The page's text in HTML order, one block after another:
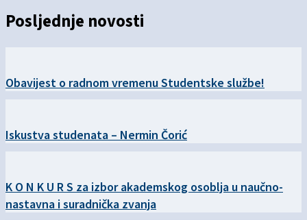
Posljednje novosti
Obavijest o radnom vremenu Studentske službe!
Iskustva studenata – Nermin Čorić
K O N K U R S za izbor akademskog osoblja u naučno-
nastavna i suradnička zvanja